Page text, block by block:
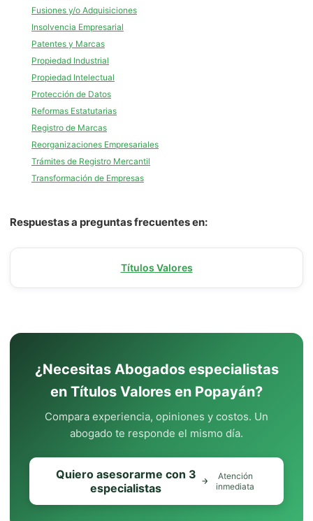
Fusiones y/o Adquisiciones
Insolvencia Empresarial
Patentes y Marcas
Propiedad Industrial
Propiedad Intelectual
Protección de Datos
Reformas Estatutarias
Registro de Marcas
Reorganizaciones Empresariales
Trámites de Registro Mercantil
Transformación de Empresas
Respuestas a preguntas frecuentes en:
Títulos Valores
¿Necesitas Abogados especialistas
en Títulos Valores en Popayán?
Compara experiencia, opiniones y costos. Un
abogado te responde el mismo día.
Quiero asesorarme con 3
especialistas
Atención
inmediata